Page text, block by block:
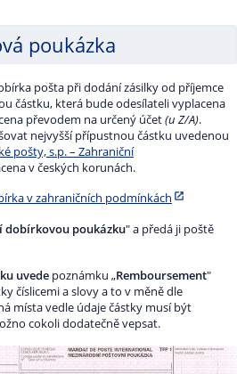
poukázka
pošta při dodání zásilky od příjemce
částku, která bude odesílateli vyplacena
převodem na určený účet(u Z/A).
nejvyšší přípustnou částku uvedenou
pošty, s.p. – Zahraniční
v českých korunách.
v zahraničních podmínkách
dobírkovou poukázku" a předá ji poště
uvede poznámku „Remboursement"
číslicemi a slovy a to v měně dle
místa vedle údaje částky musí být
cokoli dodatečně vepsat.